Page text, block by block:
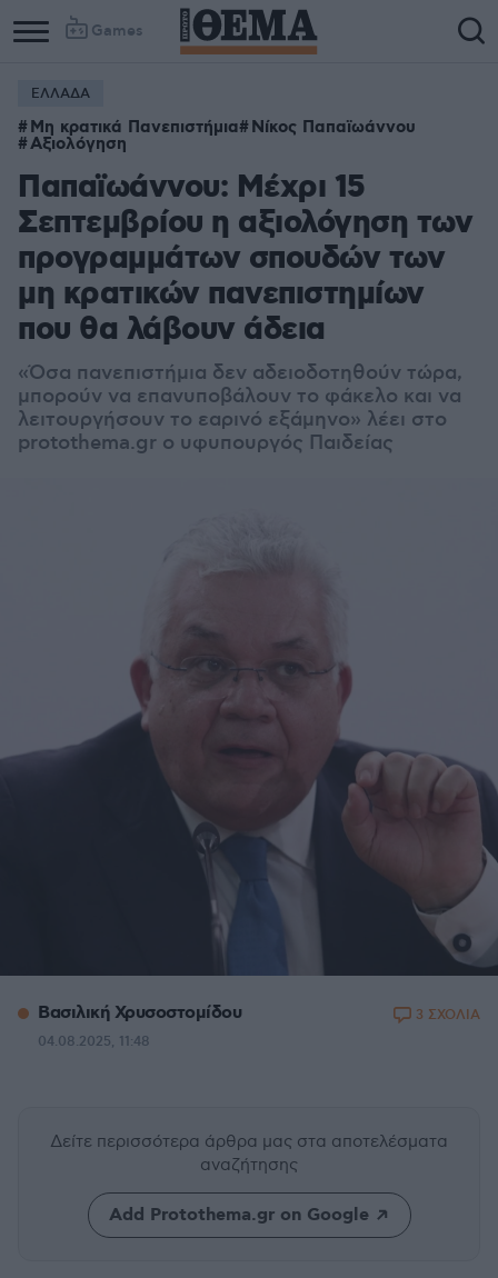
Games
ΕΛΛΑΔΑ
Μη κρατικά Πανεπιστήμια Νίκος Παπαϊωάννου
Αξιολόγηση
Παπαϊωάννου: Μέχρι 15
Σεπτεμβρίου η αξιολόγηση των
προγραμμάτων σπουδών των
μη κρατικών πανεπιστημίων
που θα λάβουν άδεια
«Όσα πανεπιστήμια δεν αδειοδοτηθούν τώρα,
μπορούν να επανυποβάλουν το φάκελο και να
λειτουργήσουν το εαρινό εξάμηνο» λέει στο
protothema.gr ο υφυπουργός Παιδείας
Βασιλική Χρυσοστομίδου
04.08.2025, 11:48
3 ΣΧΟΛΙΑ
Δείτε περισσότερα άρθρα μας στα αποτελέσματα
αναζήτησης
Add Protothema.gr on Google